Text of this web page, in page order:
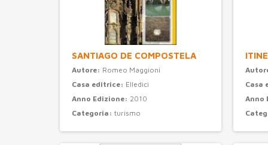
SANTIAGO DE COMPOSTELA
Autore: Romeo Maggioni
Casa editrice: Elledici
Anno Edizione: 2010
Categoria: turismo
Casa
Anno